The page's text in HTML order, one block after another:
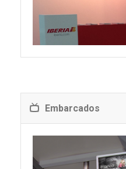
Embarcados